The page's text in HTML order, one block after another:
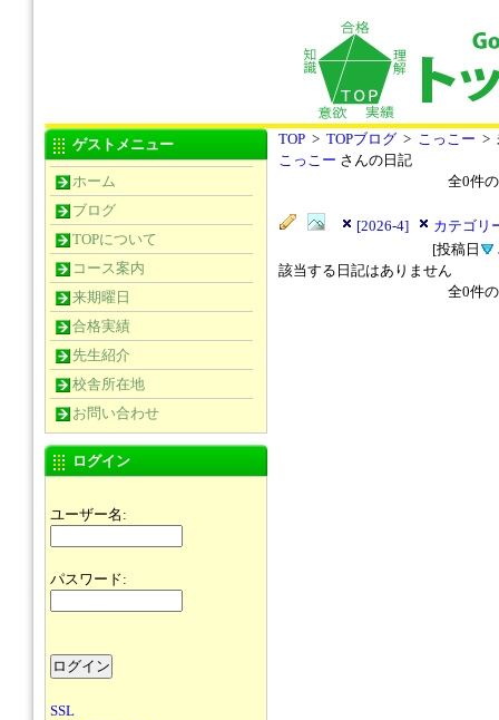
ゲストメニュー
ホーム
ブログ
TOPについて
コース案内
来期曜日
合格実績
先生紹介
校舎所在地
お問い合わせ
ログイン
ユーザー名:
パスワード:
SSL
TOP > TOPブログ > こっこー >
こっこー さんの日記
全0件
[2026-4]
カテゴリ
[投稿日
該当する日記はありません
全0件